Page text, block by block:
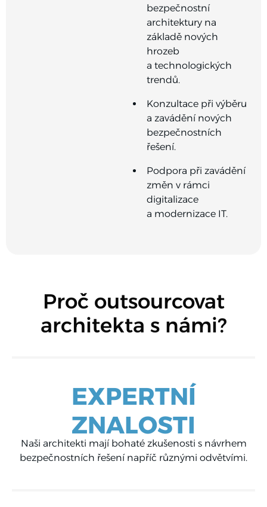
bezpečnostní
architektury na
základě nových
hrozeb
a technologických
trendů.
Konzultace při výběru
a zavádění nových
bezpečnostních
řešení.
Podpora při zavádění
změn v rámci
digitalizace
a modernizace IT.
Proč outsourcovat
architekta s námi?
EXPERTNÍ
ZNALOSTI
Naši architekti mají bohaté zkušenosti s návrhem
bezpečnostních řešení napříč různými odvětvími.